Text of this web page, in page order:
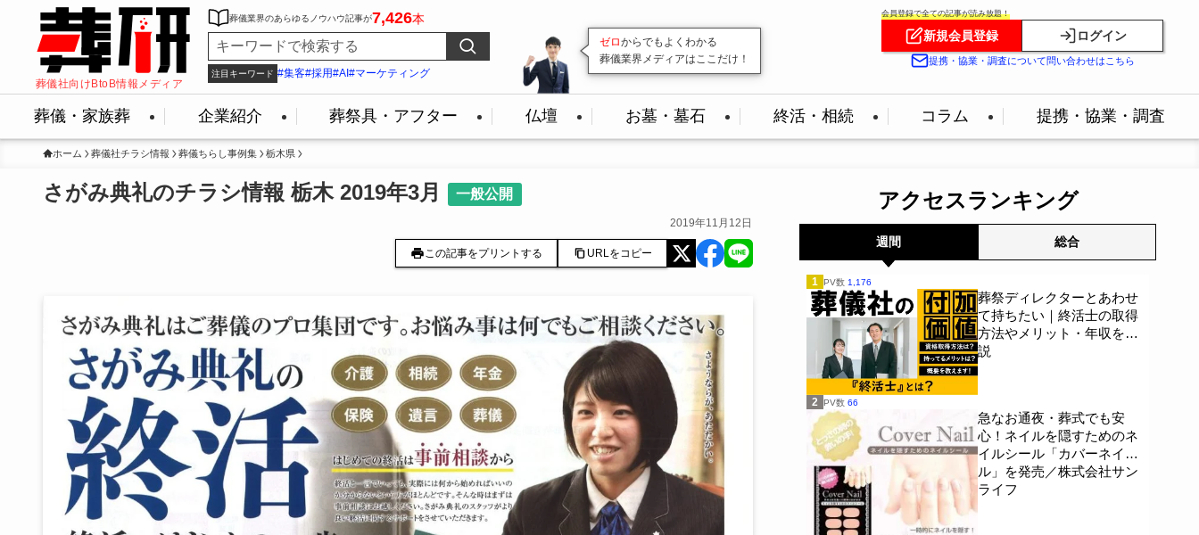
葬儀社向けBtoB情報メディア
葬儀業界のあらゆるノウハウ記事が7,426本
注目キーワード #集客#採用#AI #マーケティング
ゼロからでもよくわかる
葬儀業界メディアはここだけ！
変わり続ける葬儀業界。
その最前線を毎日発信 続けています！
会員登録で全ての記事が読み放題！
新規会員登録 ログイン
提携・協業・調査について問い合わせはこちら
葬儀・家族葬 企業紹介 葬祭具・アフター 仏壇 お墓・墓石 終活・相続 コラム 提携・協業・調査
ホーム 葬儀社チラシ情報 葬儀ちらし事例集 栃木県
さがみ典礼のチラシ情報 栃木 2019年3月 一般公開
2019年11月12日
この記事をプリントする URLをコピー
アクセスランキング
週間 総合
1 PV数 1,176
葬祭ディレクターとあわせ
て持ちたい｜終活士の取得
方法やメリット・年収を解
説
2 PV数 66
急なお通夜・葬式でも安
心！ネイルを隠すためのネ
イルシール「カバーネイ
ル」を発売／株式会社サン
ライフ